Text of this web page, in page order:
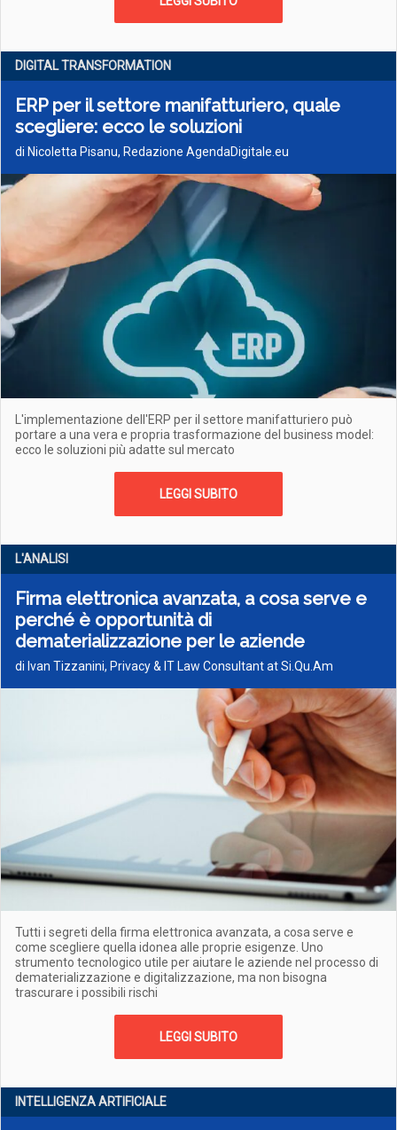
DIGITAL TRANSFORMATION
ERP per il settore manifatturiero, quale
scegliere: ecco le soluzioni
di Nicoletta Pisanu, Redazione AgendaDigitale.eu
L'implementazione dell'ERP per il settore manifatturiero può
portare a una vera e propria trasformazione del business model:
ecco le soluzioni più adatte sul mercato
LEGGI SUBITO
L'ANALISI
Firma elettronica avanzata, a cosa serve e
perché è opportunità di
dematerializzazione per le aziende
di Ivan Tizzanini, Privacy & IT Law Consultant at Si.Qu.Am
Tutti i segreti della firma elettronica avanzata, a cosa serve e
come scegliere quella idonea alle proprie esigenze. Uno
strumento tecnologico utile per aiutare le aziende nel processo di
dematerializzazione e digitalizzazione, ma non bisogna
trascurare i possibili rischi
LEGGI SUBITO
INTELLIGENZA ARTIFICIALE